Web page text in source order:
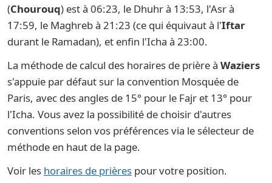
(Chourouq) est à 06:23, le Dhuhr à 13:53, l'Asr à
17:59, le Maghreb à 21:23 (ce qui équivaut à l'Iftar
durant le Ramadan), et enfin l'Icha à 23:00.
La méthode de calcul des horaires de prière à Waziers
s'appuie par défaut sur la convention Mosquée de
Paris, avec des angles de 15° pour le Fajr et 13° pour
l'Icha. Vous avez la possibilité de choisir d'autres
conventions selon vos préférences via le sélecteur de
méthode en haut de la page.
Voir les horaires de prières pour votre position.